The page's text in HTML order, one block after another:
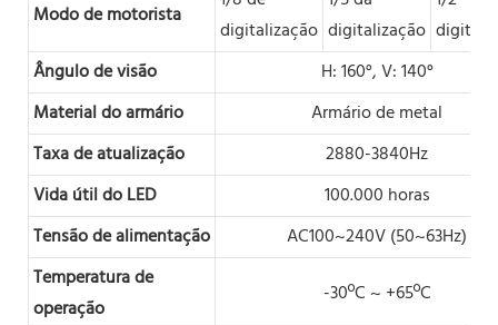
Modo de motorista
digitalização digitalização
Ângulo de visão
H: 160°, V: 140°
Material do armário
Armário de metal
Taxa de atualização
2880-3840Hz
Vida útil do LED
100.000 horas
Tensão de alimentação
AC100~240V (50~63Hz)
Temperatura de
operação
-30ºC ~ +65ºC